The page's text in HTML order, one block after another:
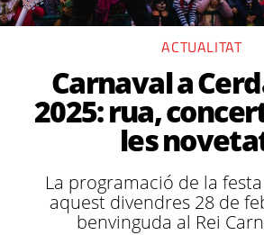
ACTUALITAT
Carnaval a
2025: rua,
les
La programació de la
aquest divendres 28 de
benvinguda al Rei